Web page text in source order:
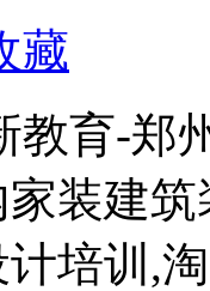
藏
教育-郑
装建
培训,